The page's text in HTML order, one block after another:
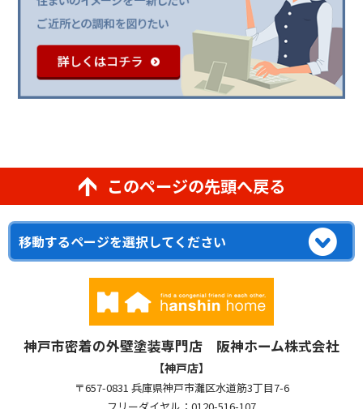
このページの先頭へ戻る
神戸市密着の外壁塗装専門店 阪神ホーム株式会社
【神戸店】
〒657-0831 兵庫県神戸市灘区水道筋3丁目7-6